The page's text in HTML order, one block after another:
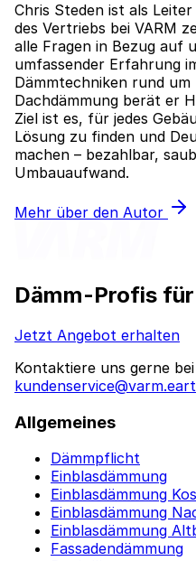
Chris Steden ist als
des Vertriebs bei VARM
alle Fragen in Bezug auf
umfassender Erfahrung
Dämmtechniken rund um
Dachdämmung berät er
Ziel ist es, für jedes
Lösung zu finden und
machen – bezahlbar,
Umbauaufwand.
Mehr über den Autor
Dämm-Profis
Jetzt Angebot erhalten
Kontaktiere uns gerne
Allgemeines
Dämmpflicht
Einblasdämmung
Einblasdämmung
Einblasdämmung
Einblasdämmung
Fassadendämmung